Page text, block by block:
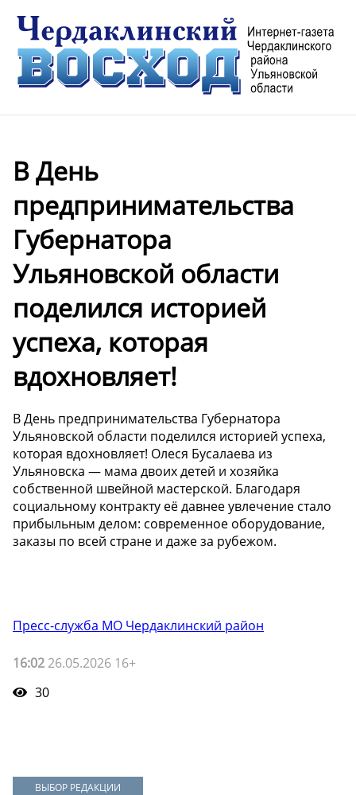
В День
предпринимательства
Губернатора
Ульяновской области
поделился историей
успеха, которая
вдохновляет!
В День предпринимательства Губернатора
Ульяновской области поделился историей успеха,
которая вдохновляет! Олеся Бусалаева из
Ульяновска — мама двоих детей и хозяйка
собственной швейной мастерской. Благодаря
социальному контракту её давнее увлечение стало
прибыльным делом: современное оборудование,
заказы по всей стране и даже за рубежом.
Пресс-служба МО Чердаклинский район
16:02 26.05.2026 16+
30
ВЫБОР РЕДАКЦИИ